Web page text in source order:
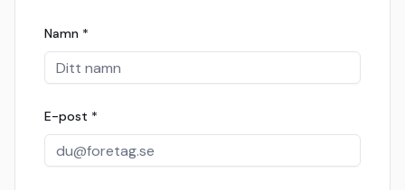
Namn *
E-post *